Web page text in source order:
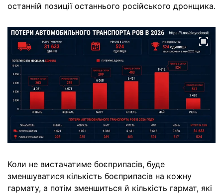
останній позиції останнього російського дронщика.
Коли не вистачатиме боєприпасів, буде
зменшуватися кількість боєприпасів на кожну
гармату, а потім зменшиться й кількість гармат, які